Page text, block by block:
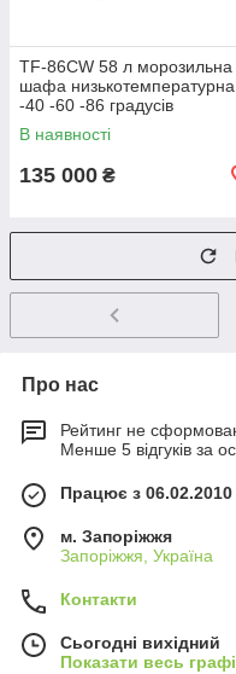
TF-86CW 58 л морозильна
шафа низькотемпературна
-40 -60 -86 градусів
В наявності
135 000 ₴
Про нас
Рейтинг не
Менше 5 відгуків за
Працює з 06.02.2010
м. Запоріжжя
Запоріжжя, Україна
Контакти
Сьогодні вихідний
Показати весь